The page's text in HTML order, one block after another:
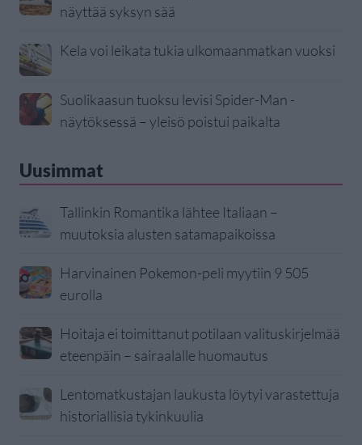
näyttää syksyn sää
Kela voi leikata tukia ulkomaanmatkan vuoksi
Suolikaasun tuoksu levisi Spider-Man -
näytöksessä – yleisö poistui paikalta
Uusimmat
Tallinkin Romantika lähtee Italiaan –
muutoksia alusten satamapaikoissa
Harvinainen Pokemon-peli myytiin 9 505
eurolla
Hoitaja ei toimittanut potilaan valituskirjelmää
eteenpäin – sairaalalle huomautus
Lentomatkustajan laukusta löytyi varastettuja
historiallisia tykinkuulia